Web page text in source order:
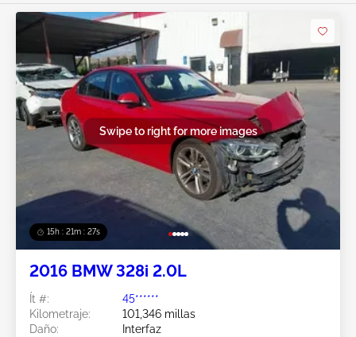
15h : 21m : 24s
Swipe to right for more images
2016 BMW 328i 2.0L
Ít #:
45******
Kilometraje:
101,346 millas
Daño:
Interfaz